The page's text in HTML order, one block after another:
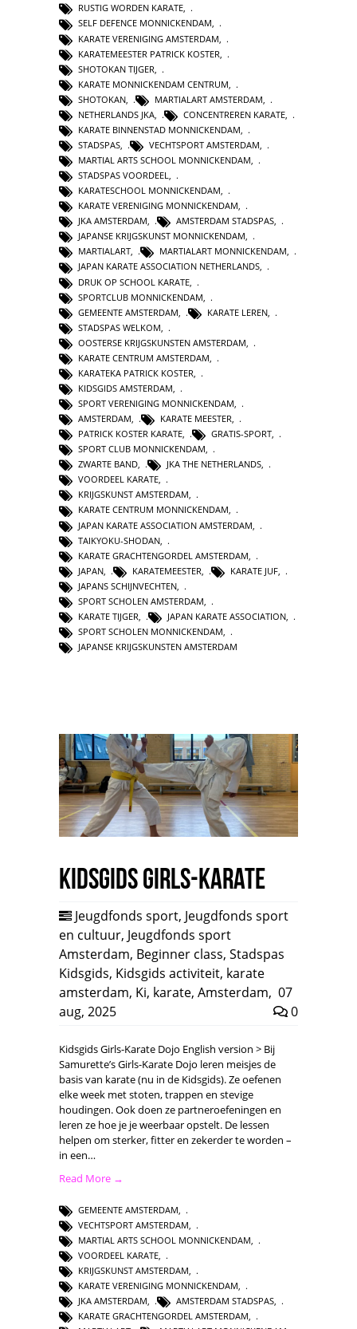
RUSTIG WORDEN KARATE,
SELF DEFENCE MONNICKENDAM,
KARATE VERENIGING AMSTERDAM
KARATEMEESTER PATRICK KOSTER
SHOTOKAN TIJGER
KARATE MONNICKENDAM CENTRUM
SHOTOKAN
MARTIALART AMSTERDAM
NETHERLANDS JKA
CONCENTREREN KARATE
KARATE BINNENSTAD MONNICKENDAM
STADSPAS
VECHTSPORT AMSTERDAM
MARTIAL ARTS SCHOOL MONNICKENDAM,
STADSPAS VOORDEEL,
KARATESCHOOL MONNICKENDAM,
KARATE VERENIGING MONNICKENDAM,
JKA AMSTERDAM, AMSTERDAM STADSPAS,
JAPANSE KRIJGSKUNST MONNICKENDAM,
MARTIALART, MARTIALART MONNICKENDAM,
JAPAN KARATE ASSOCIATION NETHERLANDS,
DRUK OP SCHOOL KARATE
SPORTCLUB MONNICKENDAM
GEMEENTE AMSTERDAM
KARATE LEREN
STADSPAS WELKOM
OOSTERSE KRIJGSKUNSTEN AMSTERDAM
KARATE CENTRUM AMSTERDAM
KARATEKA PATRICK KOSTER
KIDSGIDS AMSTERDAM
SPORT VERENIGING MONNICKENDAM,
AMSTERDAM, KARATE MEESTER,
PATRICK KOSTER KARATE, GRATIS-SPORT,
SPORT CLUB MONNICKENDAM,
ZWARTE BAND, JKA THE NETHERLANDS,
VOORDEEL KARATE,
KRIJGSKUNST AMSTERDAM,
KARATE CENTRUM MONNICKENDAM,
JAPAN KARATE ASSOCIATION AMSTERDAM
TAIKYOKU-SHODAN
KARATE GRACHTENGORDEL AMSTERDAM
JAPAN
KARATEMEESTER KARATE JUF
JAPANS SCHIJNVECHTEN
SPORT SCHOLEN AMSTERDAM
KARATE TIJGER
JAPAN KARATE ASSOCIATION
SPORT SCHOLEN MONNICKENDAM
JAPANSE KRIJGSKUNSTEN AMSTERDAM
Kidsgids Girls-Karate
Jeugdfonds sport, Jeugdfonds sport
en cultuur, Jeugdfonds sport
Amsterdam, Beginner class, Stadspas
Kidsgids, Kidsgids activiteit, karate
amsterdam, Ki, karate, Amsterdam, 07
aug, 2025
0
Kidsgids Girls-Karate Dojo English version > Bij
Samurette’s Girls-Karate Dojo leren meisjes de
basis van karate (nu in de Kidsgids). Ze oefenen
elke week met stoten, trappen en stevige
houdingen. Ook doen ze partneroefeningen en
leren ze hoe je je weerbaar opstelt. De lessen
helpen om sterker, fitter en zekerder te worden –
in een…
Read More →
GEMEENTE AMSTERDAM
VECHTSPORT AMSTERDAM
MARTIAL ARTS SCHOOL MONNICKENDAM
VOORDEEL KARATE
KRIJGSKUNST AMSTERDAM
KARATE VERENIGING MONNICKENDAM
JKA AMSTERDAM, AMSTERDAM STADSPAS,
KARATE GRACHTENGORDEL AMSTERDAM,